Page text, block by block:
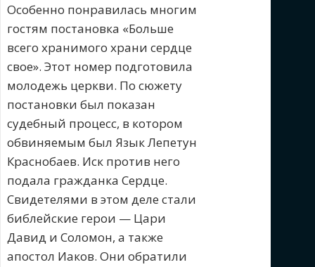
Особенно понравилась многим
гостям постановка «Больше
всего хранимого храни сердце
свое». Этот номер подготовила
молодежь церкви. По сюжету
постановки был показан
судебный процесс, в котором
обвиняемым был Язык Лепетун
Краснобаев. Иск против него
подала гражданка Сердце.
Свидетелями в этом деле стали
библейские герои — Цари
Давид и Соломон, а также
апостол Иаков. Они обратили